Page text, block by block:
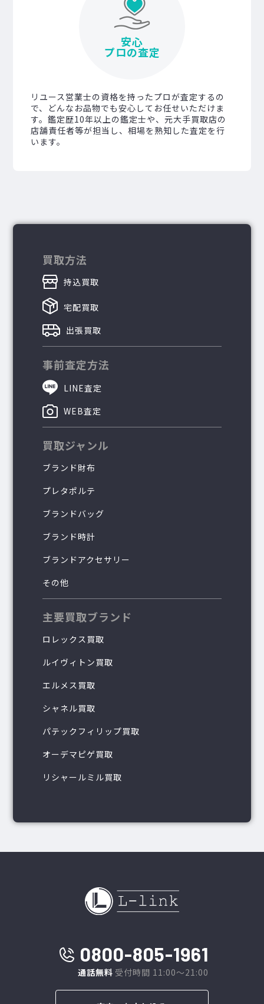
買取方法
持込買取
宅配買取
出張買取
事前査定方法
LINE査定
WEB査定
買取ジャンル
ブランド財布
プレタポルテ
ブランドバッグ
ブランド時計
ブランドアクセサリー
その他
主要買取ブランド
ロレックス買取
ルイヴィトン買取
エルメス買取
シャネル買取
パテックフィリップ買取
オーデマピゲ買取
リシャールミル買取
安心
プロの査定
リユース営業士の資格を持ったプロが査定するの
で、どんなお品物でも安心してお任せいただけま
す。鑑定歴10年以上の鑑定士や、元大手買取店の
店舗責任者等が担当し、相場を熟知した査定を行
います。
0800-805-1961
通話無料 受付時間 11:00～21:00